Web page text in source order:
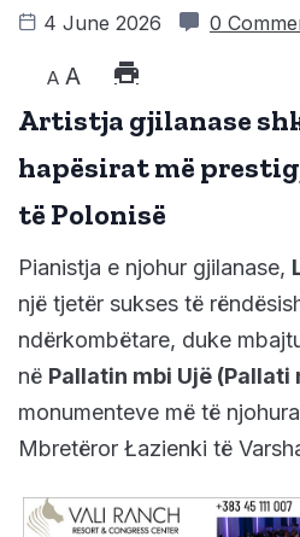
4 June 2026 0
A A
Artistja gjilanase
hapësirat më
të Polonisë
Pianistja e njohur gjilanase,
një tjetër sukses të
ndërkombëtare, duke
në Pallatin mbi Ujë (Pallati
monumenteve më të
Mbretëror Łazienki të